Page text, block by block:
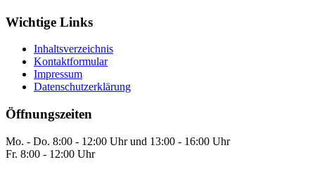
Wichtige Links
Inhaltsverzeichnis
Kontaktformular
Impressum
Datenschutzerklärung
Öffnungszeiten
Mo. - Do. 8:00 - 12:00 Uhr und 13:00 - 16:00 Uhr
Fr. 8:00 - 12:00 Uhr